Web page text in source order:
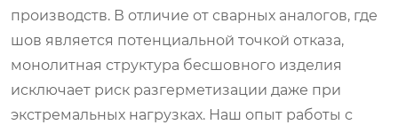
производств. В отличие от сварных аналогов, где
шов является потенциальной точкой отказа,
монолитная структура бесшовного изделия
исключает риск разгерметизации даже при
экстремальных нагрузках. Наш опыт работы с